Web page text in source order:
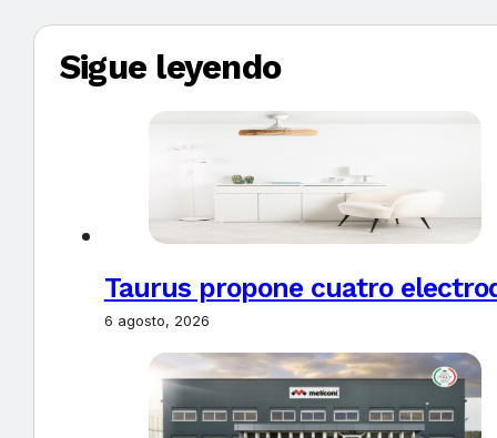
Sigue leyendo
Taurus propone cuatro
6 agosto, 2026